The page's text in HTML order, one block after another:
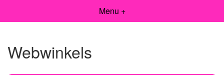
Menu +
Webwinkels